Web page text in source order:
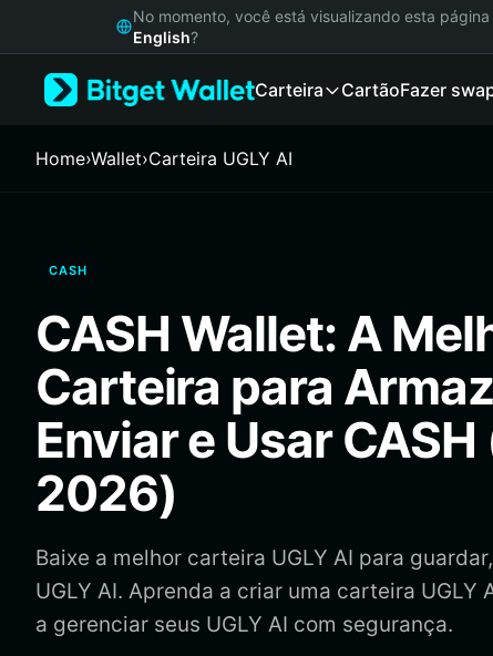
Русский
Italiano
繁體中文
Bahasa Indonesia
ภาษาไทย
Español
Português (Brasil)
Español (Argentina)
No momento, você está visualizando esta página
English?
Carteira CartãoFazer
Home›Wallet›Carteira UGLY AI
CASH
CASH Wallet: A
Carteira para
Enviar e Usar CASH
2026)
Baixe a melhor carteira UGLY AI para
UGLY AI. Aprenda a criar uma carteira UGLY
a gerenciar seus UGLY AI com segurança.